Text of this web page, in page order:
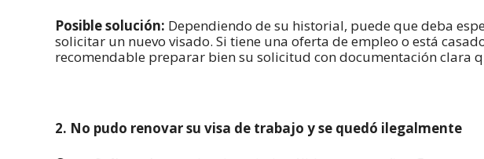
Posible solución: Dependiendo de su historial, puede que deba
solicitar un nuevo visado. Si tiene una oferta de empleo o está
recomendable preparar bien su solicitud con documentación clara
2. No pudo renovar su visa de trabajo y se quedó ilegalmente